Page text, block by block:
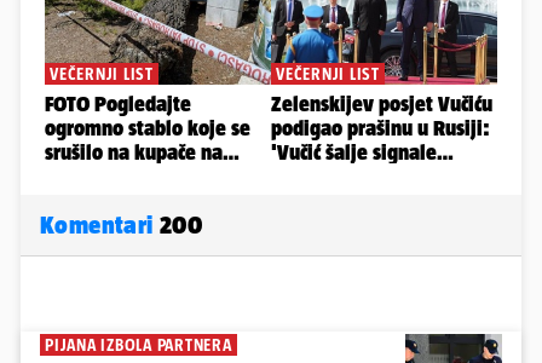
Komentari 200
PIJANA IZBOLA PARTNERA